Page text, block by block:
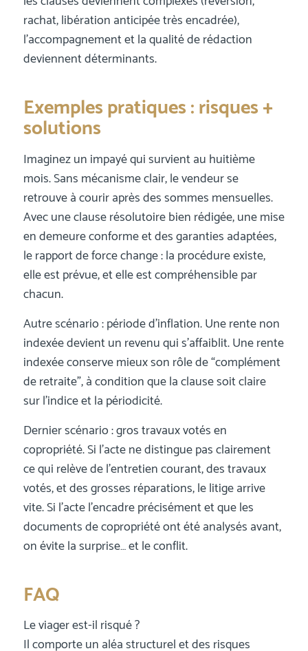
rachat, libération anticipée très encadrée),
l’accompagnement et la qualité de rédaction
deviennent déterminants.
Exemples pratiques : risques +
solutions
Imaginez un impayé qui survient au huitième
mois. Sans mécanisme clair, le vendeur se
retrouve à courir après des sommes mensuelles.
Avec une clause résolutoire bien rédigée, une mise
en demeure conforme et des garanties adaptées,
le rapport de force change : la procédure existe,
elle est prévue, et elle est compréhensible par
chacun.
Autre scénario : période d’inflation. Une rente non
indexée devient un revenu qui s’affaiblit. Une rente
indexée conserve mieux son rôle de “complément
de retraite”, à condition que la clause soit claire
sur l’indice et la périodicité.
Dernier scénario : gros travaux votés en
copropriété. Si l’acte ne distingue pas clairement
ce qui relève de l’entretien courant, des travaux
votés, et des grosses réparations, le litige arrive
vite. Si l’acte l’encadre précisément et que les
documents de copropriété ont été analysés avant,
on évite la surprise… et le conflit.
FAQ
Le viager est-il risqué ?
Il comporte un aléa structurel et des risques